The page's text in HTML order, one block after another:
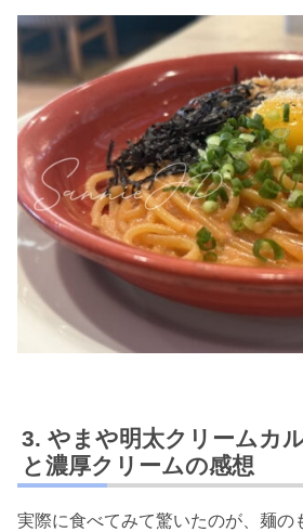
やまや明太クリームカ
と濃厚クリームの感想
実際に食べてみて驚いたのが、麺の